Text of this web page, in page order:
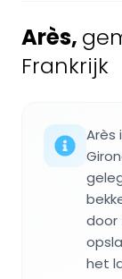
Arès,
Frankrijk
Arès
door
het